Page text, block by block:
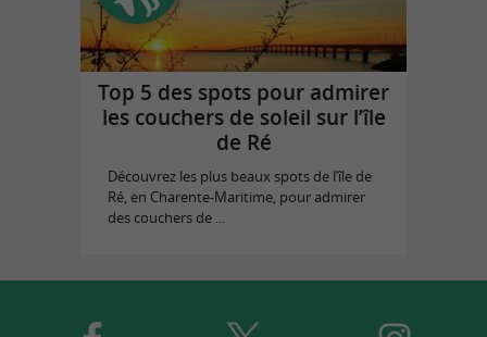
Top 5 des spots pour admirer
les couchers de soleil sur l’île
de Ré
Découvrez les plus beaux spots de l’île de
Ré, en Charente-Maritime, pour admirer
des couchers de ...